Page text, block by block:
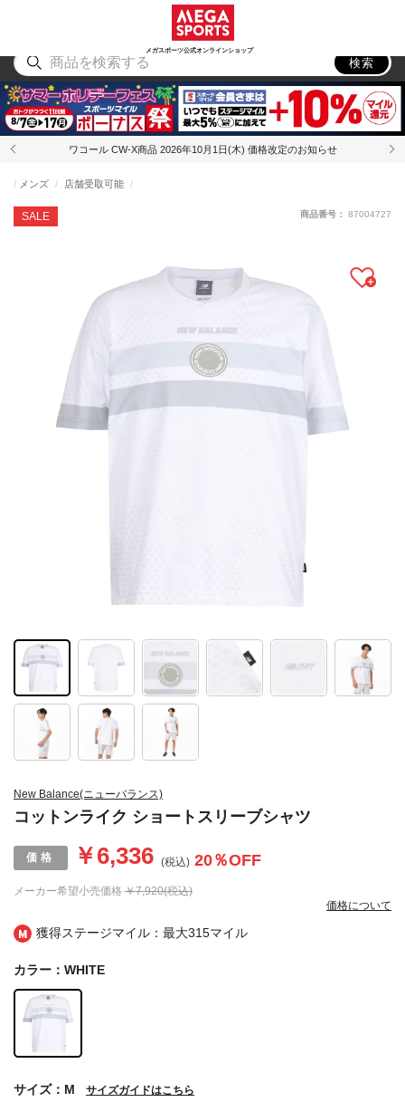
メガスポーツ公式オンラインショップ
アウトドア
検索
ワコール CW-X商品 2026年10月1日(木) 価格改定のお知らせ
獲得ステージマイル：最大315マイル
New Balance(ニューバランス)
コットンライク ショートスリーブシャツ
SALE
メンズ 店舗受取可能
メーカー希望小売価格 ￥7,920(税込)
￥6,336 (税込) 20％OFF
価格について
商品番号： 87004727
カラー：WHITE
サイズ：M サイズガイドはこちら